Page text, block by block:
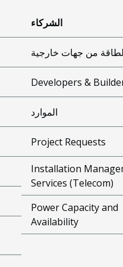
الشركاء
من جهات خارجية
Developers &
الموارد
Project Requests
Installation
Services (Telecom)
Power Capacity and
Availability